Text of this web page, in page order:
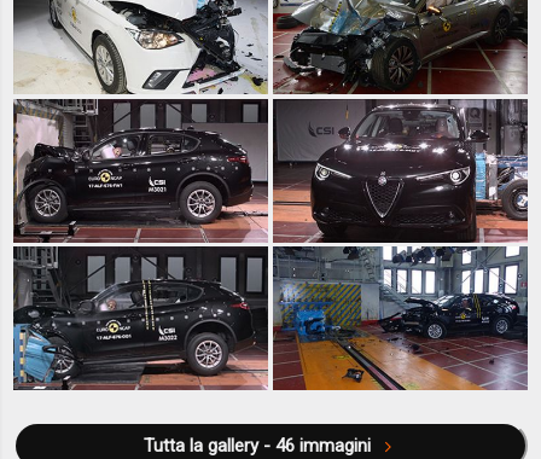
Tutta la gallery - 46 immagini